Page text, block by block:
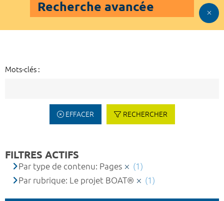
Recherche avancée
Mots-clés :
EFFACER RECHERCHER
FILTRES ACTIFS
Par type de contenu: Pages
(1)
Par rubrique: Le projet BOAT®
(1)